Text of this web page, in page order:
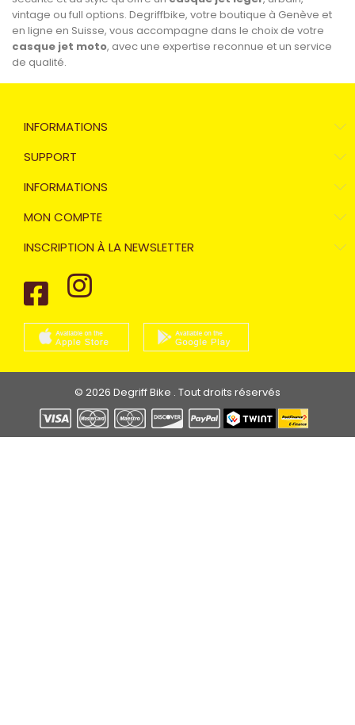
vintage ou full options. Degriffbike, votre boutique à Genève et
en ligne en Suisse, vous accompagne dans le choix de votre
casque jet moto, avec une expertise reconnue et un service
de qualité.
INFORMATIONS
SUPPORT
INFORMATIONS
MON COMPTE
INSCRIPTION À LA NEWSLETTER
© 2026 Degriff Bike . Tout droits réservés